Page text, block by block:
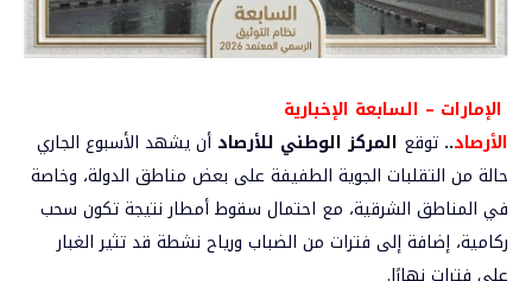
الإمارات – السابعة الإخبارية
الأرصاد.. توقع المركز الوطني للأرصاد أن يشهد الأسبوع الجاري
حالة من التقلبات الجوية الطفيفة على بعض مناطق الدولة، وخاصة
في المناطق الشرقية، مع احتمال سقوط أمطار نتيجة تكون سحب
ركامية، إضافة إلى فترات من الضباب ورياح نشطة قد تثير الغبار